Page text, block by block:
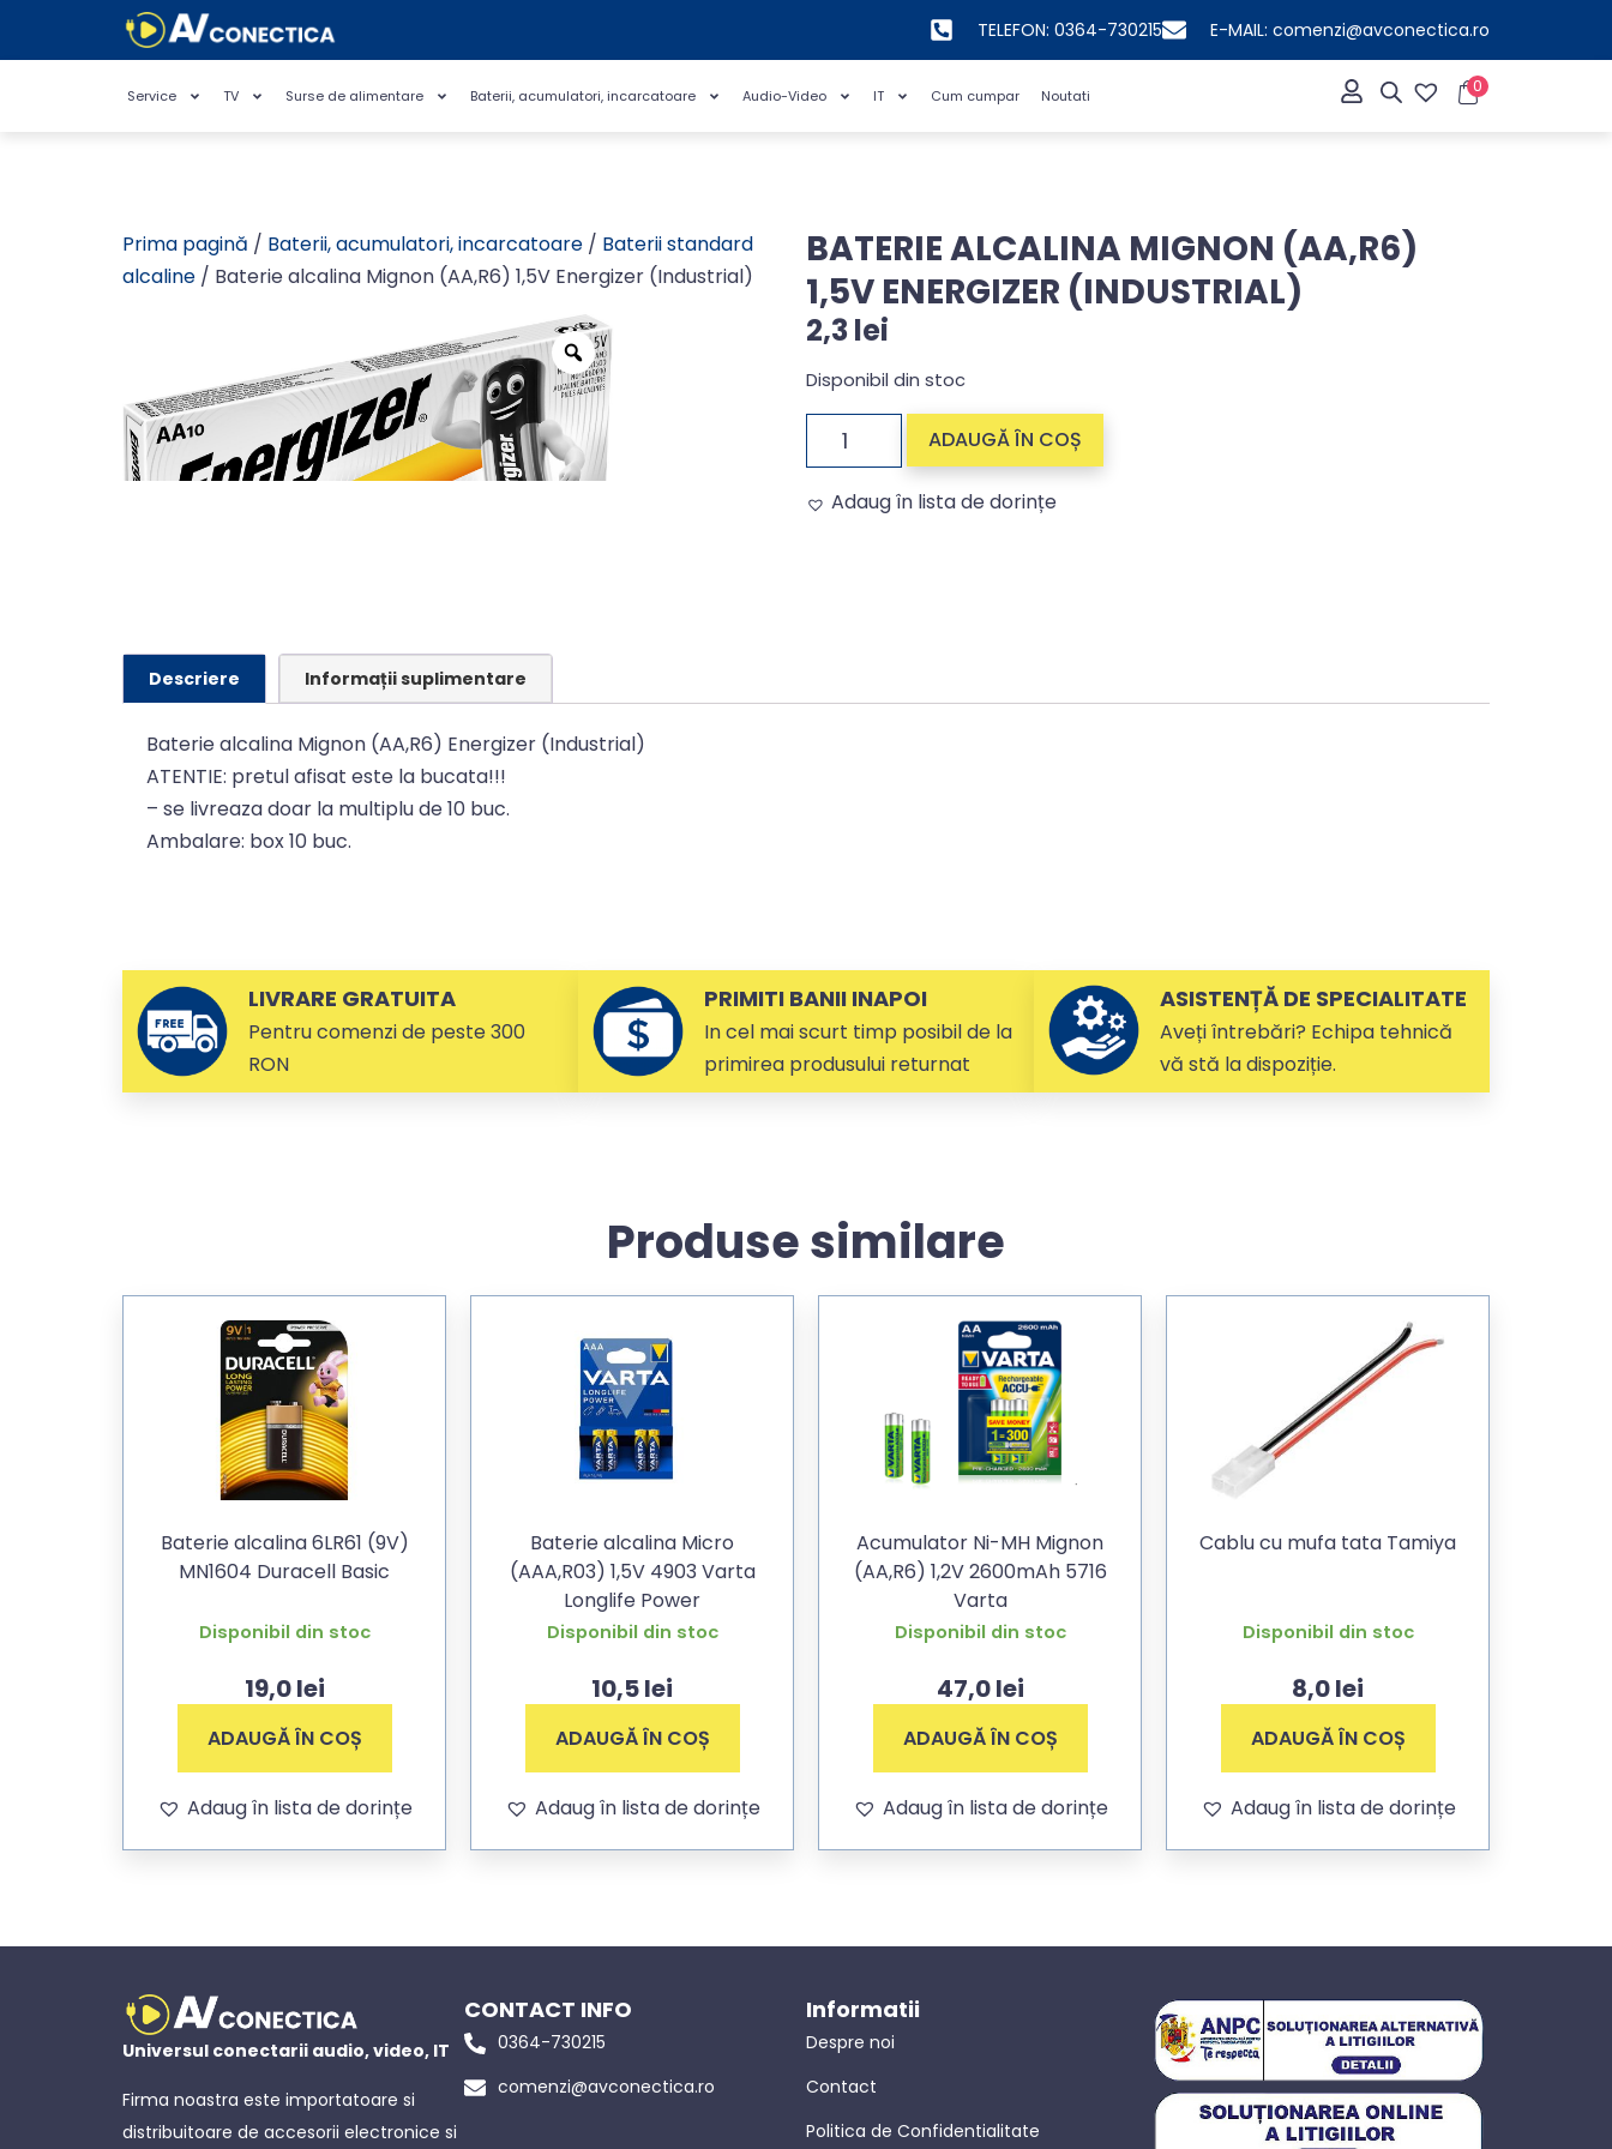
TELEFON: 0364-730215 E-MAIL: comenzi@avconectica.ro
Service TV Surse de alimentare Baterii, acumulatori, incarcatoare Audio-Video IT Cum cumpar Noutati 0
Prima pagină / Baterii, acumulatori, incarcatoare / Baterii standard
alcaline / Baterie alcalina Mignon (AA,R6) 1,5V Energizer (Industrial)
BATERIE ALCALINA MIGNON (AA,R6)
1,5V ENERGIZER (INDUSTRIAL)
2,3lei
Disponibil din stoc
ADAUGĂ ÎN COȘ
Adaug în lista de dorințe
Descriere Informații suplimentare
Baterie alcalina Mignon (AA,R6) Energizer (Industrial)
ATENTIE: pretul afisat este la bucata!!!
– se livreaza doar la multiplu de 10 buc.
Ambalare: box 10 buc.
LIVRARE GRATUITA
Pentru comenzi de peste 300
RON
PRIMITI BANII INAPOI
In cel mai scurt timp posibil de la
primirea produsului returnat
ASISTENȚĂ DE SPECIALITATE
Aveți întrebări? Echipa tehnică
vă stă la dispoziție.
Produse similare
Baterie alcalina 6LR61 (9V)
MN1604 Duracell Basic
Disponibil din stoc
19,0lei
ADAUGĂ ÎN COȘ
Adaug în lista de dorințe
Baterie alcalina Micro
(AAA,R03) 1,5V 4903 Varta
Longlife Power
Disponibil din stoc
10,5lei
ADAUGĂ ÎN COȘ
Adaug în lista de dorințe
Acumulator Ni-MH Mignon
(AA,R6) 1,2V 2600mAh 5716
Varta
Disponibil din stoc
47,0lei
ADAUGĂ ÎN COȘ
Adaug în lista de dorințe
Cablu cu mufa tata Tamiya
Disponibil din stoc
8,0lei
ADAUGĂ ÎN COȘ
Adaug în lista de dorințe
Universul conectarii audio, video, IT
Firma noastra este importatoare si
distribuitoare de accesorii electronice si
CONTACT INFO
0364-730215
comenzi@avconectica.ro
Informatii
Despre noi
Contact
Politica de Confidentialitate